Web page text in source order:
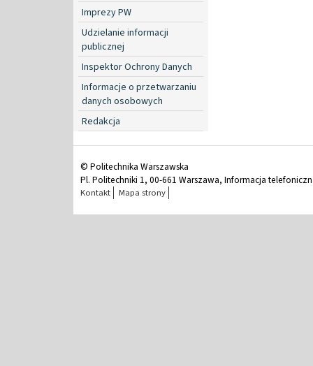
Imprezy PW
Udzielanie informacji
publicznej
Inspektor Ochrony Danych
Informacje o przetwarzaniu
danych osobowych
Redakcja
© Politechnika Warszawska
Pl. Politechniki 1, 00-661 Warszawa, Informacja
Kontakt Mapa strony